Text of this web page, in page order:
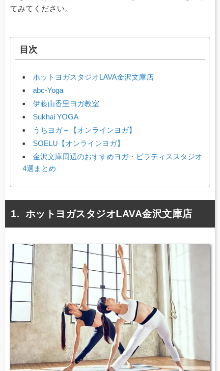
てみてください。
目次
ホットヨガスタジオLAVA金沢文庫店
abc-Yoga
伊藤由香里ヨガ教室
Sukhai YOGA
うちヨガ＋【オンラインヨガ】
SOELU【オンラインヨガ】
金沢文庫周辺のおすすめヨガ・ピラティススタジオ
4選まとめ
ホットヨガスタジオLAVA金沢文庫店